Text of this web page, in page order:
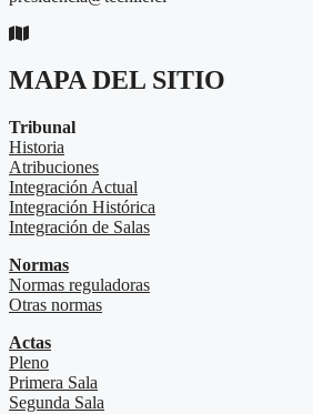
MAPA DEL SITIO
Tribunal
Historia
Atribuciones
Integración Actual
Integración Histórica
Integración de Salas
Normas
Normas reguladoras
Otras normas
Actas
Pleno
Primera Sala
Segunda Sala